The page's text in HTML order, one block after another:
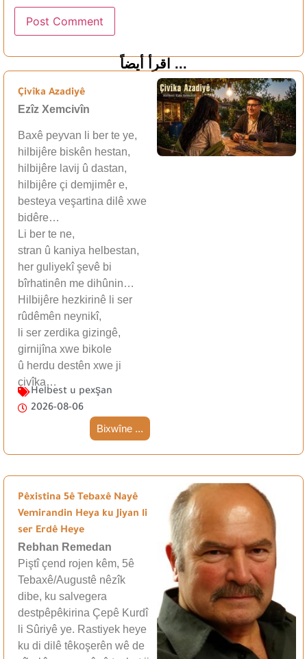
اقرأ أيضاً ...
Çivîka Azadiyê
Ezîz Xemcivîn
Baxê peyvan li ber te ye,
hilbijêre biskên hestan,
hilbijêre lavij û dastan,
hilbijêre çi demjimêr e,
besteya veşartina dilê xwe
bidêre…
Li ber te ne,
stran û kaniya helbestan,
her guliyekî şevê bi
bîrhatinên me dihûnin…
Hilbijêre hezkirinê li ser
rûdêmên neynikî,
li ser zerdika gizingê,
girnijîna xwe bikole
û herdu destên xwe ji
çivîka…
Helbest u pexşan
2026-08-06
Bixwîne ...
Pêxistina 5ê Tebaxê Nayê
Vemirandin Heya ku Jiyan li
ser Erdê Heye
Rebhan Remedan
Piştî çend rojen kêm, 5ê
Tebaxê/Augustê nêzîk
dibe, ku salvegera
destpêpêkirina Çepê Kurdî
li Sûriyê ye. Rastiyek heye
ku di dilê têkoşerên wê de